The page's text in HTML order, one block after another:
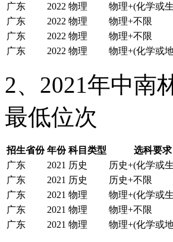
广东
2022 物理 物理+(化学或
广东
2022 物理 物理+不限
广东
2022 物理 物理+不限
广东
2022 物理 物理+(化学或
2、2021年中南
最低位次
招生省份 年份 科目类型 选科要求
广东
2021 历史 历史+(化学或
广东
2021 历史 历史+不限
广东
2021 物理 物理+(化学或
广东
2021 物理 物理+不限
广东
2021 物理 物理+(化学或